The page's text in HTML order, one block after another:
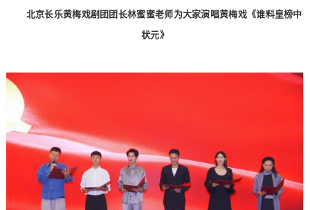
北京长乐黄梅戏剧团团长林蜜蜜老师为大家演唱黄梅戏《谁料皇榜中
状元》